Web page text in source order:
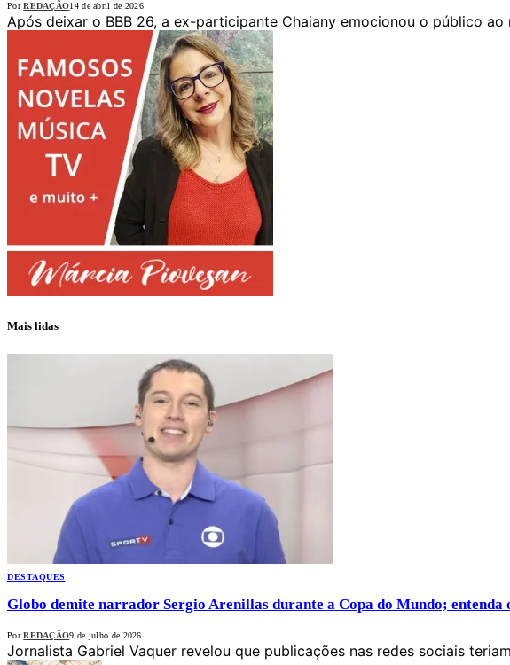
Por REDAÇÃO14 de abril de 2026
Após deixar o BBB 26, a ex-participante Chaiany emocionou o público
Mais lidas
DESTAQUES
Globo demite narrador Sergio Arenillas durante a Copa do Mundo; entenda
Por REDAÇÃO9 de julho de 2026
Jornalista Gabriel Vaquer revelou que publicações nas redes sociais